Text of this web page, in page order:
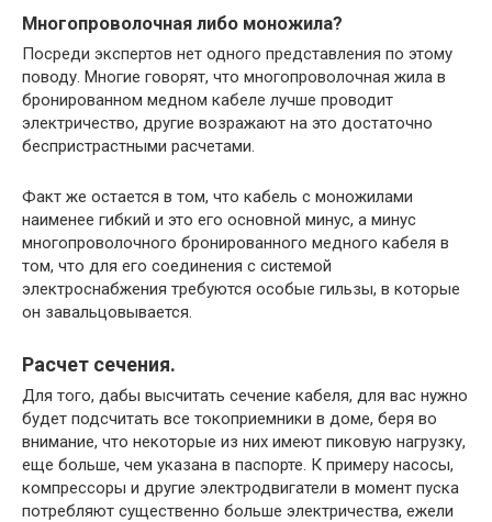
Многопроволочная либо моножила?
Посреди экспертов нет одного представления по этому
поводу. Многие говорят, что многопроволочная жила в
бронированном медном кабеле лучше проводит
электричество, другие возражают на это достаточно
беспристрастными расчетами.
Факт же остается в том, что кабель с моножилами
наименее гибкий и это его основной минус, а минус
многопроволочного бронированного медного кабеля в
том, что для его соединения с системой
электроснабжения требуются особые гильзы, в которые
он завальцовывается.
Расчет сечения.
Для того, дабы высчитать сечение кабеля, для вас нужно
будет подсчитать все токоприемники в доме, беря во
внимание, что некоторые из них имеют пиковую нагрузку,
еще больше, чем указана в паспорте. К примеру насосы,
компрессоры и другие электродвигатели в момент пуска
потребляют существенно больше электричества, ежели